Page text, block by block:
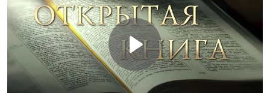
священнослужитель
Физическое и духовное
здоровье - что важнее?
Юлия Синицына,
Анатолий Тарасюк,
священнослужитель
Таинство причастия
Юлия Синицына,